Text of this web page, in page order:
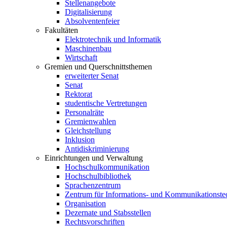
Stellenangebote
Digitalisierung
Absolventenfeier
Fakultäten
Elektrotechnik und Informatik
Maschinenbau
Wirtschaft
Gremien und Querschnittsthemen
erweiterter Senat
Senat
Rektorat
studentische Vertretungen
Personalräte
Gremienwahlen
Gleichstellung
Inklusion
Antidiskriminierung
Einrichtungen und Verwaltung
Hochschulkommunikation
Hochschulbibliothek
Sprachenzentrum
Zentrum für Informations- und
Organisation
Dezernate und Stabsstellen
Rechtsvorschriften